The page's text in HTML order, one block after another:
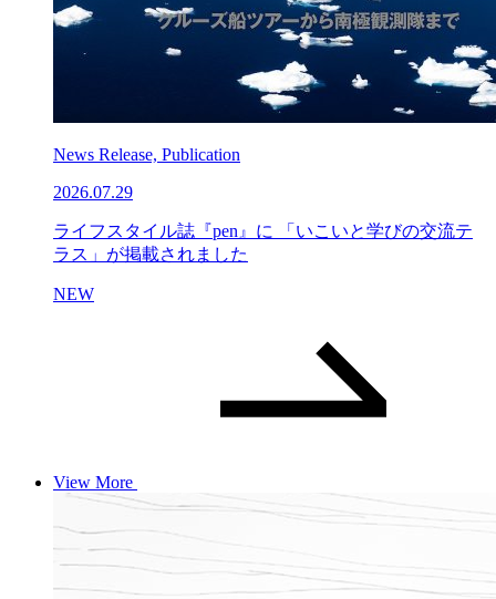
News Release, Publication
2026.07.29
ライフスタイル誌『pen』に 「いこいと学びの交流テ
ラス」が掲載されました
NEW
View More